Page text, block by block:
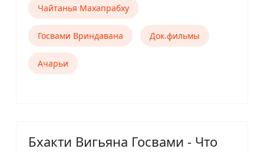
Чайтанья Махапрабху
Госвами Вриндавана Док.фильмы
Ачарьи
Бхакти Вигьяна Госвами - Что